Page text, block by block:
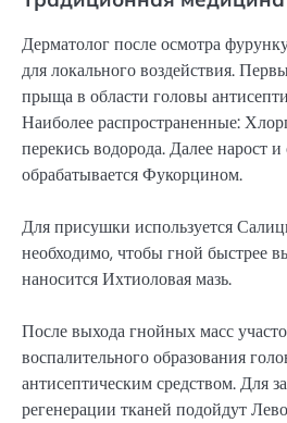
Дерматолог после осмотра
для локального воздействия.
прыща в области головы
Наиболее распространенные:
перекись водорода. Далее нарост и
обрабатывается Фукорцином.
Для присушки используется
необходимо, чтобы гной быстрее
наносится Ихтиоловая мазь.
После выхода гнойных масс
воспалительного образования
антисептическим средством. Для
регенерации тканей подойдут